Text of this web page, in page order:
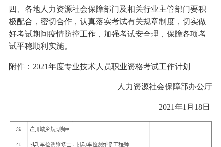
四、各地人力资源社会保障部门及相关行业主管部门要积
极配合，密切合作，认真落实考试有关规章制度，切实做
好考试期间疫情防控工作，加强考试安全理，保障各项考
试平稳顺利实施。
附件：2021年度专业技术人员职业资格考试工作计划
人力资源社会保障部办公厅
2021年1月18日